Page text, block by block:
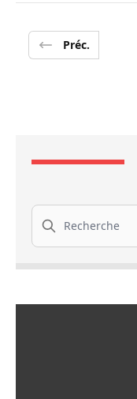
Préc.
Recherche